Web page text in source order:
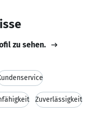
zu sehen.
Zuverlässigkeit